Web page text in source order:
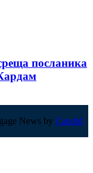
посланика
News by Candid